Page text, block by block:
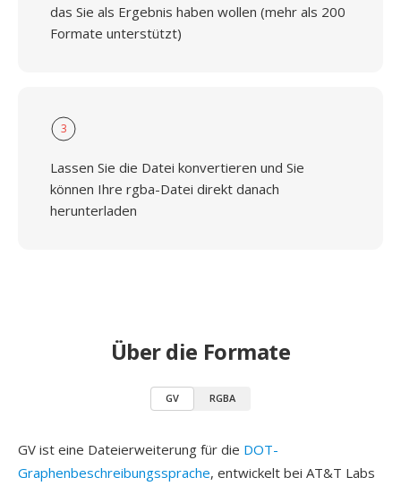
das Sie als Ergebnis haben wollen (mehr als 200
Formate unterstützt)
3
Lassen Sie die Datei konvertieren und Sie
können Ihre rgba-Datei direkt danach
herunterladen
Über die Formate
GV RGBA
GV ist eine Dateierweiterung für die DOT-
Graphenbeschreibungssprache, entwickelt bei AT&T Labs